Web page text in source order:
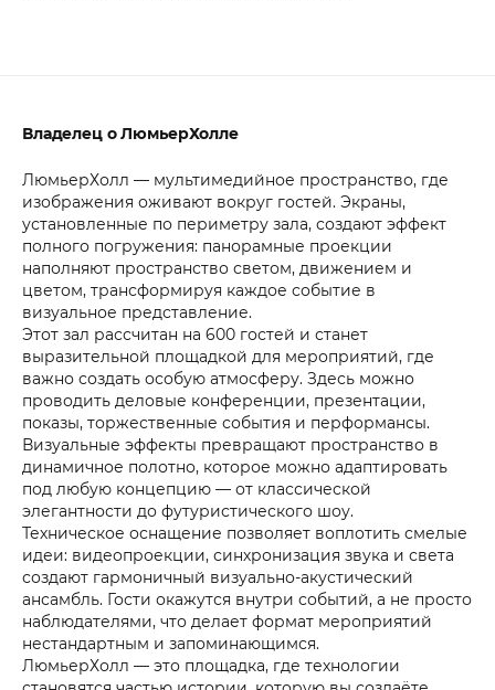
Владелец о ЛюмьерХолле
​ЛюмьерХолл — мультимедийное пространство, где
изображения оживают вокруг гостей. Экраны,
установленные по периметру зала, создают эффект
полного погружения: панорамные проекции
наполняют пространство светом, движением и
цветом, трансформируя каждое событие в
визуальное представление.
Этот зал рассчитан на 600 гостей и станет
выразительной площадкой для мероприятий, где
важно создать особую атмосферу. Здесь можно
проводить деловые конференции, презентации,
показы, торжественные события и перформансы.
Визуальные эффекты превращают пространство в
динамичное полотно, которое можно адаптировать
под любую концепцию — от классической
элегантности до футуристического шоу.
Техническое оснащение позволяет воплотить смелые
идеи: видеопроекции, синхронизация звука и света
создают гармоничный визуально-акустический
ансамбль. Гости окажутся внутри событий, а не просто
наблюдателями, что делает формат мероприятий
нестандартным и запоминающимся.
ЛюмьерХолл — это площадка, где технологии